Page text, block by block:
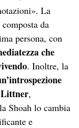
La
da
persona, con
che
. Inoltre, la
,
Shoah lo cambia
e